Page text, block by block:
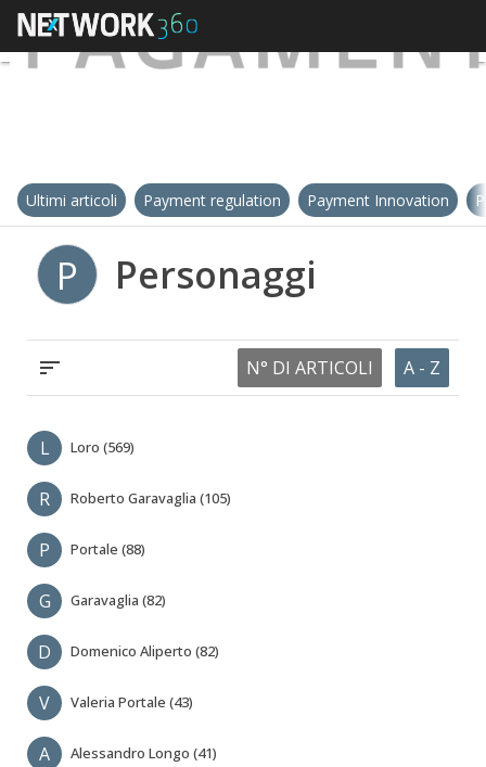
Ultimi articoli Payment regulation Payment Innovation
P Personaggi
N° DI ARTICOLI A - Z
L Loro (569)
R Roberto Garavaglia (105)
P Portale (88)
G Garavaglia (82)
D Domenico Aliperto (82)
V Valeria Portale (43)
A Alessandro Longo (41)